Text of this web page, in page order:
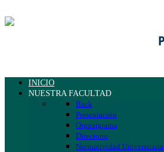
INICIO
NUESTRA FACULTAD
Back
Presentación
Organigrama
Directorio
Normatividad Universitaria